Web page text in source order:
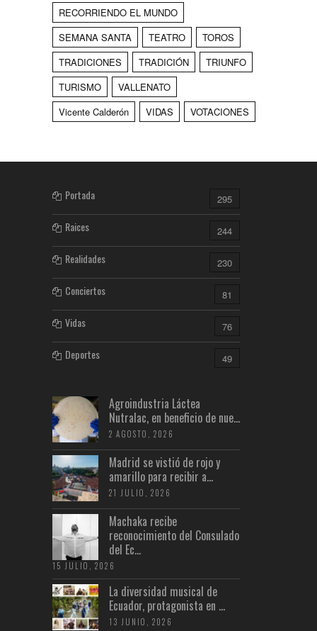
RECORRIENDO EL MUNDO
SEMANA SANTA
TEATRO
TOROS
TRADICIONES
TRADICIÓN
TRIUNFO
TURISMO
VALLENATO
Vicente Calderón
VIDAS VOTACIONES
Portada 295
Raices 244
Realidades 230
Conciertos 81
Vidas 76
Deportes 49
Agroindustria Láctea
Nutralac, en beneficio de nue...
2 AGOSTO, 2026
Madrid se vistió de rojo y
amarillo para recibir a...
21 JULIO, 2026
Machaka recibe
reconocimiento del Consulado
del Ec...
15 JULIO, 2026
La diversidad musical de
Ecuador, protagonista en ...
13 JUNIO, 2026